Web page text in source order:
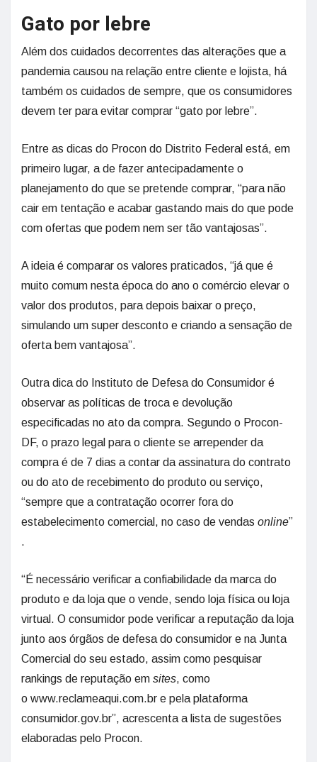
Gato por lebre
Além dos cuidados decorrentes das alterações que a
pandemia causou na relação entre cliente e lojista, há
também os cuidados de sempre, que os consumidores
devem ter para evitar comprar “gato por lebre”.
Entre as dicas do Procon do Distrito Federal está, em
primeiro lugar, a de fazer antecipadamente o
planejamento do que se pretende comprar, “para não
cair em tentação e acabar gastando mais do que pode
com ofertas que podem nem ser tão vantajosas”.
A ideia é comparar os valores praticados, “já que é
muito comum nesta época do ano o comércio elevar o
valor dos produtos, para depois baixar o preço,
simulando um super desconto e criando a sensação de
oferta bem vantajosa”.
Outra dica do Instituto de Defesa do Consumidor é
observar as políticas de troca e devolução
especificadas no ato da compra. Segundo o Procon-
DF, o prazo legal para o cliente se arrepender da
compra é de 7 dias a contar da assinatura do contrato
ou do ato de recebimento do produto ou serviço,
“sempre que a contratação ocorrer fora do
estabelecimento comercial, no caso de vendas online”
.
“É necessário verificar a confiabilidade da marca do
produto e da loja que o vende, sendo loja física ou loja
virtual. O consumidor pode verificar a reputação da loja
junto aos órgãos de defesa do consumidor e na Junta
Comercial do seu estado, assim como pesquisar
rankings de reputação em sites, como
o www.reclameaqui.com.br e pela plataforma
consumidor.gov.br”, acrescenta a lista de sugestões
elaboradas pelo Procon.